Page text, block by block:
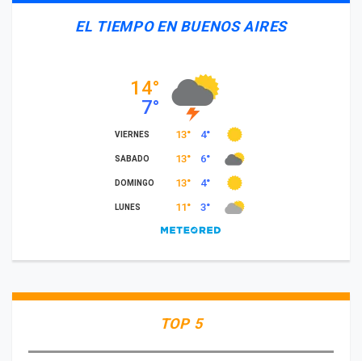
EL TIEMPO EN BUENOS AIRES
TOP 5